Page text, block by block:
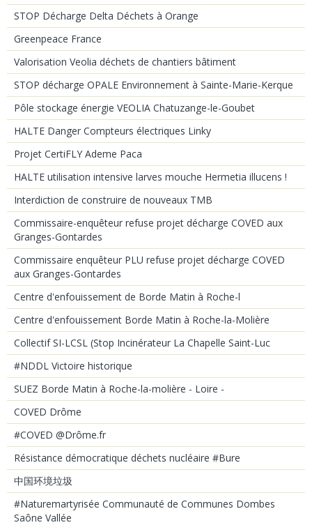
STOP Décharge Delta Déchets à Orange
Greenpeace France
Valorisation Veolia déchets de chantiers bâtiment
STOP décharge OPALE Environnement à Sainte-Marie-Kerque
Pôle stockage énergie VEOLIA Chatuzange-le-Goubet
HALTE Danger Compteurs électriques Linky
Projet CertiFLY Ademe Paca
HALTE utilisation intensive larves mouche Hermetia illucens !
Interdiction de construire de nouveaux TMB
Commissaire-enquêteur refuse projet décharge COVED aux
Granges-Gontardes
Commissaire enquêteur PLU refuse projet décharge COVED
aux Granges-Gontardes
Centre d'enfouissement de Borde Matin à Roche-l
Centre d'enfouissement Borde Matin à Roche-la-Molière
Collectif SI-LCSL (Stop Incinérateur La Chapelle Saint-Luc
#NDDL Victoire historique
SUEZ Borde Matin à Roche-la-molière - Loire -
COVED Drôme
#COVED @Drôme.fr
Résistance démocratique déchets nucléaire #Bure
中国环境垃圾
#Naturemartyrisée Communauté de Communes Dombes
Saône Vallée